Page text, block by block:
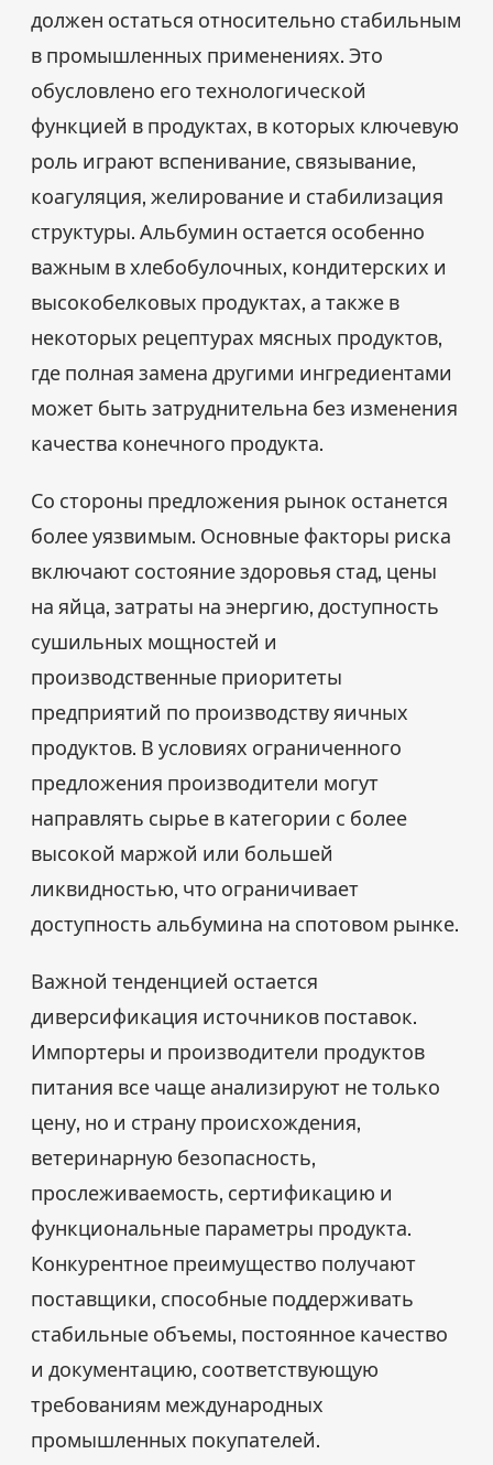
должен остаться относительно стабильным
в промышленных применениях. Это
обусловлено его технологической
функцией в продуктах, в которых ключевую
роль играют вспенивание, связывание,
коагуляция, желирование и стабилизация
структуры. Альбумин остается особенно
важным в хлебобулочных, кондитерских и
высокобелковых продуктах, а также в
некоторых рецептурах мясных продуктов,
где полная замена другими ингредиентами
может быть затруднительна без изменения
качества конечного продукта.
Со стороны предложения рынок останется
более уязвимым. Основные факторы риска
включают состояние здоровья стад, цены
на яйца, затраты на энергию, доступность
сушильных мощностей и
производственные приоритеты
предприятий по производству яичных
продуктов. В условиях ограниченного
предложения производители могут
направлять сырье в категории с более
высокой маржой или большей
ликвидностью, что ограничивает
доступность альбумина на спотовом рынке.
Важной тенденцией остается
диверсификация источников поставок.
Импортеры и производители продуктов
питания все чаще анализируют не только
цену, но и страну происхождения,
ветеринарную безопасность,
прослеживаемость, сертификацию и
функциональные параметры продукта.
Конкурентное преимущество получают
поставщики, способные поддерживать
стабильные объемы, постоянное качество
и документацию, соответствующую
требованиям международных
промышленных покупателей.